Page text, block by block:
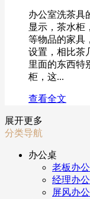
办公室洗茶具
显示，茶水柜
等物品的家具
设置，相比茶
里面的东西特
柜，这...
查看全文
展开更多
分类导航
办公桌
老板办
经理办
屏风办